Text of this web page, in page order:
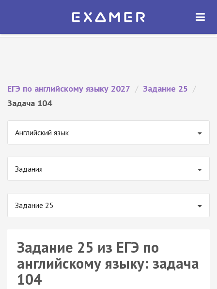
Экзамер — ЕГЭ 2027
ОТКРЫТЬ
ЕГЭ по английскому языку 2027 / Задание 25 /
Задача 104
Английский язык
Задания
Задание 25
Задание 25 из ЕГЭ по
английскому языку: задача
104